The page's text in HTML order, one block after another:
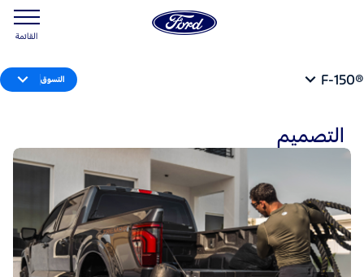
القائمة
®F-150 التسوق
التصميم